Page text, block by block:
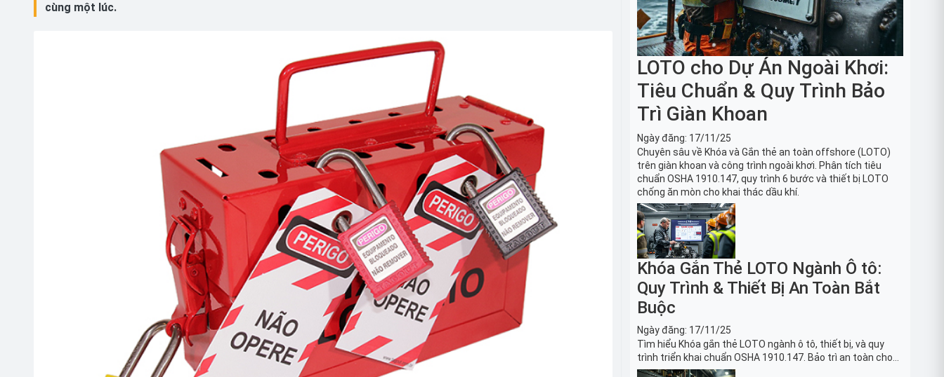
cùng một lúc.
LOTO cho Dự Án Ngoài Khơi:
Tiêu Chuẩn & Quy Trình Bảo
Trì Giàn Khoan
Ngày đăng: 17/11/25
Chuyên sâu về Khóa và Gắn thẻ an toàn offshore (LOTO)
trên giàn khoan và công trình ngoài khơi. Phân tích tiêu
chuẩn OSHA 1910.147, quy trình 6 bước và thiết bị LOTO
chống ăn mòn cho khai thác dầu khí.
Khóa Gắn Thẻ LOTO Ngành Ô tô:
Quy Trình & Thiết Bị An Toàn Bắt
Buộc
Ngày đăng: 17/11/25
Tìm hiểu Khóa gắn thẻ LOTO ngành ô tô, thiết bị, và quy
trình triển khai chuẩn OSHA 1910.147. Bảo trì an toàn cho
robot, băng tải sản xuất ô tô và dây chuyền lắp ráp xe hơi.